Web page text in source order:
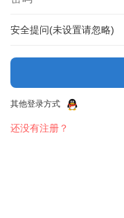
安全提问(未设置请忽略)
其他登录方式
还没有注册？